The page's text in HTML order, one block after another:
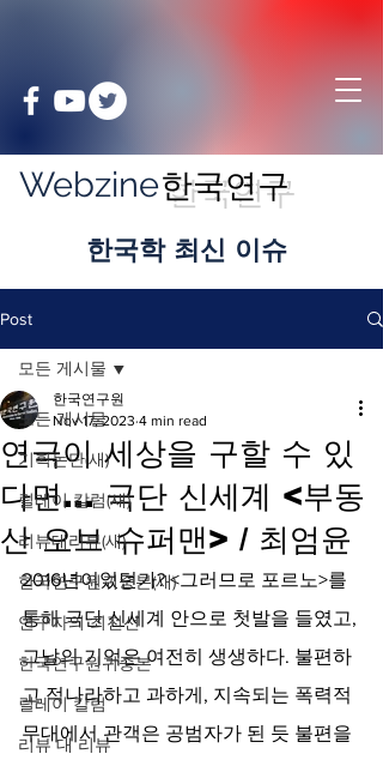
Webzine
​한국학 최신 이슈
한국연구
Post
모든 게시물
기획논단(새)
릴레이 칼럼(새)
리뷰대리뷰(새)
한국연구원귀중본(새)
연구자의 최전선
한국연구원귀중본
릴레이 칼럼
리뷰 대 리뷰
모든 게시물
연극이 세상을 구할 수 있
다면... 극단 신세계 <부동
산 오브 슈퍼맨> / 최엄윤
한국연구원
Nov 17, 2023 4 min read
2016년이었던가? <그러므로 포르노>를
통해 극단 신세계 안으로 첫발을 들였고,
그날의 기억은 여전히 생생하다. 불편하
고 적나라하고 과하게, 지속되는 폭력적
무대에서 관객은 공범자가 된 듯 불편을